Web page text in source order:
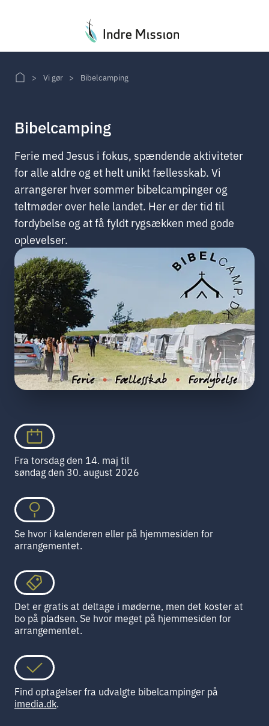
Vi gør Bibelcamping
Fra torsdag den 14. maj til
søndag den 30. august 2026
Se hvor i kalenderen eller på hjemmesiden for
arrangementet.
Det er gratis at deltage i møderne, men det koster at
bo på pladsen. Se hvor meget på hjemmesiden for
arrangementet.
Find optagelser fra udvalgte bibelcampinger på
imedia.dk.
Bibelcamping
Ferie med Jesus i fokus, spændende aktiviteter
for alle aldre og et helt unikt fællesskab. Vi
arrangerer hver sommer bibelcampinger og
teltmøder over hele landet. Her er der tid til
fordybelse og at få fyldt rygsækken med gode
oplevelser.